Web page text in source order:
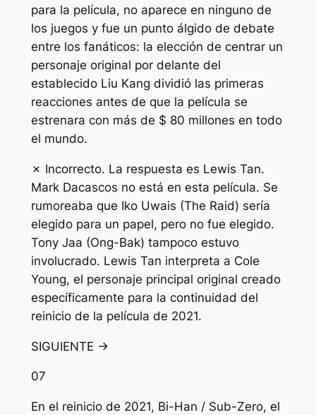
para la película, no aparece en ninguno de
los juegos y fue un punto álgido de debate
entre los fanáticos: la elección de centrar un
personaje original por delante del
establecido Liu Kang dividió las primeras
reacciones antes de que la película se
estrenara con más de $ 80 millones en todo
el mundo.
✗ Incorrecto. La respuesta es Lewis Tan.
Mark Dacascos no está en esta película. Se
rumoreaba que Iko Uwais (The Raid) sería
elegido para un papel, pero no fue elegido.
Tony Jaa (Ong-Bak) tampoco estuvo
involucrado. Lewis Tan interpreta a Cole
Young, el personaje principal original creado
específicamente para la continuidad del
reinicio de la película de 2021.
SIGUIENTE →
07
En el reinicio de 2021, Bi-Han / Sub-Zero, el